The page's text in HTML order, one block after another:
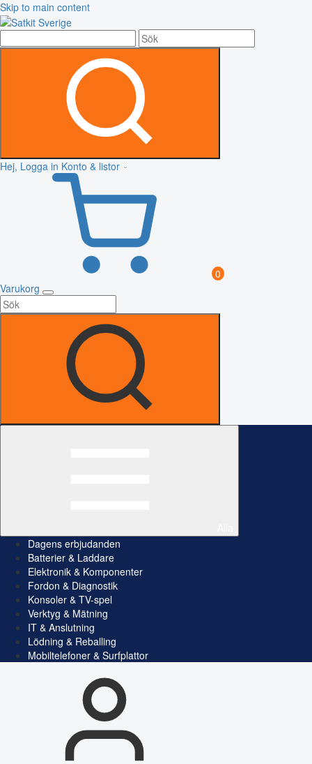
Skip to main content
Hej, Logga in Konto & listor
0
Varukorg
Dagens erbjudanden
Batterier & Laddare
Elektronik & Komponenter
Fordon & Diagnostik
Konsoler & TV-spel
Verktyg & Mätning
IT & Anslutning
Lödning & Reballing
Mobiltelefoner & Surfplattor